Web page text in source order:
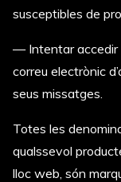
susceptibles de
— Intentar accedir
correu electrònic
seus missatges.
Totes les
qualssevol
lloc web, són